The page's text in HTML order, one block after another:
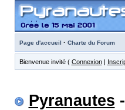
Page d'accueil · Charte du Forum
Bienvenue invité ( Connexion|
Pyranautes